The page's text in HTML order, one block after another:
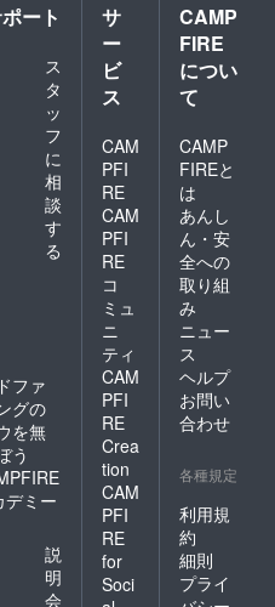
ート
ス
タ
ッ
フ
に
相
談
す
る
ファ
グの
を無
う
デミー
説
明
会
サ
ー
ビ
ス
CAM
PFI
RE
CAM
PFI
RE
コ
ミュ
ニ
ティ
CAM
PFI
RE
Crea
tion
CAM
PFI
RE
for
Soci
CAMP
FIRE
につい
て
CAMP
FIREと
は
あんし
ん・安
全への
取り組
み
ニュー
ス
ヘルプ
お問い
合わせ
各種規定
利用規
約
細則
プライ